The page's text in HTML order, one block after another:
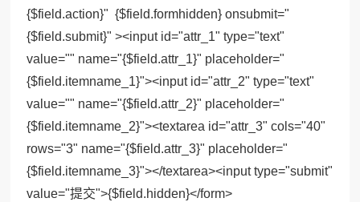
{$field.action}" {$field.formhidden} onsubmit="
{$field.submit}" ><input id="attr_1" type="text"
value="" name="{$field.attr_1}" placeholder="
{$field.itemname_1}"><input id="attr_2" type="text"
value="" name="{$field.attr_2}" placeholder="
{$field.itemname_2}"><textarea id="attr_3" cols="40"
rows="3" name="{$field.attr_3}" placeholder="
{$field.itemname_3}"></textarea><input type="submit"
value="提交">{$field.hidden}</form>